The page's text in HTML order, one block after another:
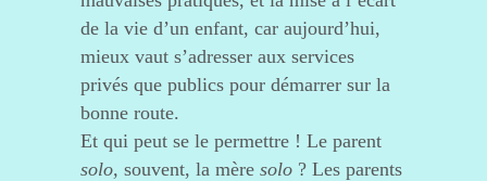
de la vie d’un enfant, car aujourd’hui,
mieux vaut s’adresser aux services
privés que publics pour démarrer sur la
bonne route.
Et qui peut se le permettre ! Le parent
solo, souvent, la mère solo ? Les parents